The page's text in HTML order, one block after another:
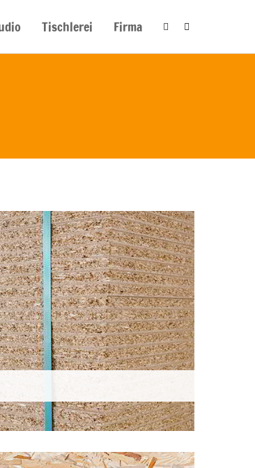
Tischlerei Firma